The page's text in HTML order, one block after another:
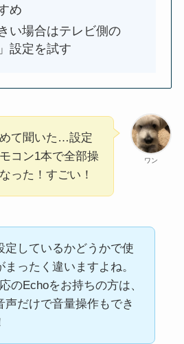
め
い場合はテレビ側の
設定を試す
ワン
て聞いた…設定
コン1本で全部操
った！すごい！
定しているかどうかで使
まったく違いますよね。
のEchoをお持ちの方は、
声だけで音量操作もでき